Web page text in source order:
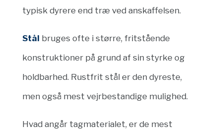
typisk dyrere end træ ved anskaffelsen.
Stål bruges ofte i større, fritstående
konstruktioner på grund af sin styrke og
holdbarhed. Rustfrit stål er den dyreste,
men også mest vejrbestandige mulighed.
Hvad angår tagmaterialet, er de mest